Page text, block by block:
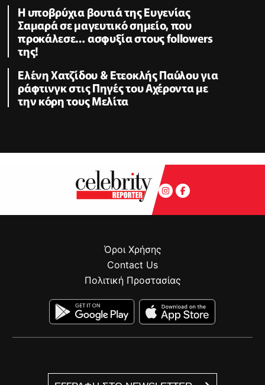
Η υποβρύχια βουτιά της Ευγενίας
Σαμαρά σε μαγευτικό σημείο, που
προκάλεσε… ασφυξία στους followers
της!
Ελένη Χατζίδου & Ετεοκλής Παύλου για
ράφτινγκ στις Πηγές του Αχέροντα με
την κόρη τους Μελίτα
Όροι Χρήσης
Contact Us
Πολιτική Προστασίας